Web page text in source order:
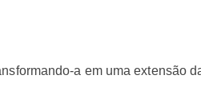
a em uma extensão